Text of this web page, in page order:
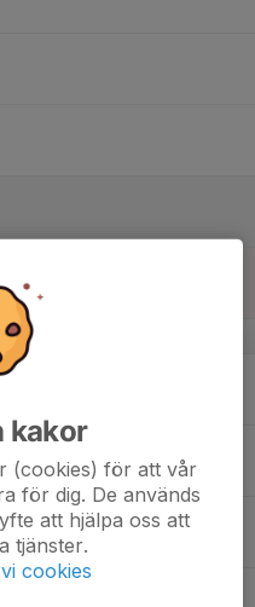
kakor
(cookies) för att vår
för dig. De används
att hjälpa oss att
tjänster.
cookies